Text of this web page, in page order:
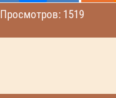
Просмотров: 1519